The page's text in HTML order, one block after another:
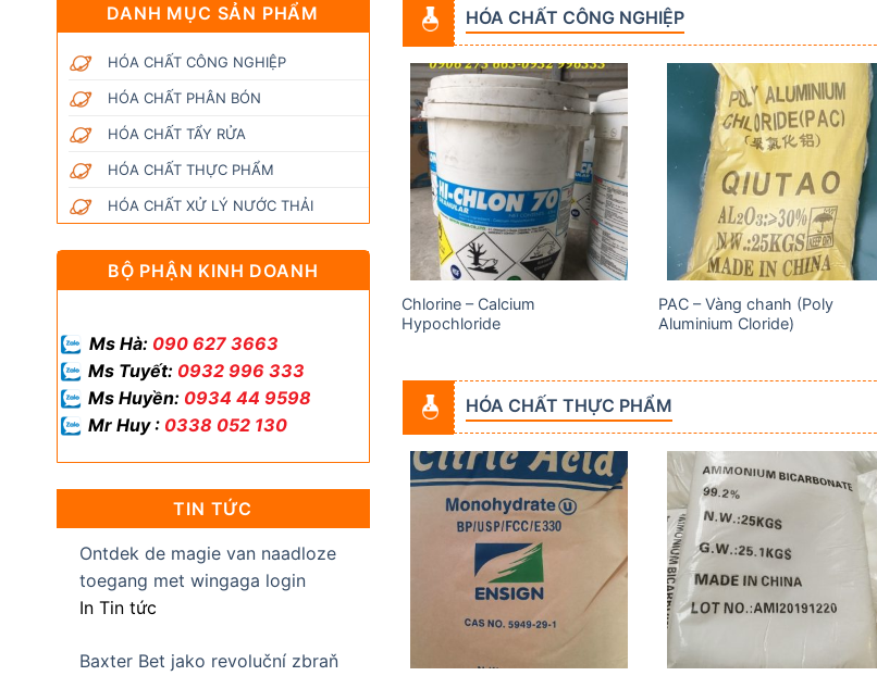
DANH MỤC SẢN PHẨM
HÓA CHẤT CÔNG NGHIỆP
HÓA CHẤT PHÂN BÓN
HÓA CHẤT TẨY RỬA
HÓA CHẤT THỰC PHẨM
HÓA CHẤT XỬ LÝ NƯỚC THẢI
BỘ PHẬN KINH DOANH
Ms Hà: 090 627 3663
Ms Tuyết: 0932 996 333
Ms Huyền: 0934 44 9598
Mr Huy : 0338 052 130
TIN TỨC
Ontdek de magie van naadloze
toegang met wingaga login
In Tin tức
Baxter Bet jako revoluční zbraň
HÓA CHẤT CÔNG NGHIỆP
Add to
wishlist
Chlorine – Calcium
Hypochloride
Add to
wishlist
PAC – Vàng chanh (Poly
Aluminium Cloride)
Add to
HÓA CHẤT THỰC PHẨM
Add to
wishlist
Add to
wishlist
Add to